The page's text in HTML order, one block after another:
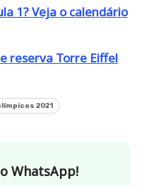
1? Veja o calendário
reserva Torre Eiffel
2021
WhatsApp!